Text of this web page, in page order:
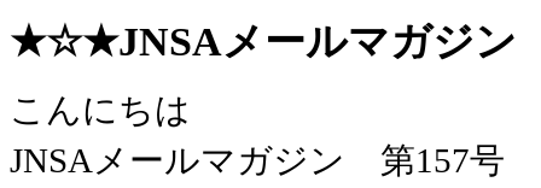
★☆★JNSAメールマガジ
こんにちは
JNSAメールマガジン 第157号